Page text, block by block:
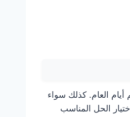
العام. كذلك سواء
الحل المناسب